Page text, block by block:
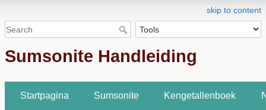
skip to content
Sumsonite Handleiding
Startpagina Sumsonite Kengetallenboek